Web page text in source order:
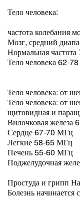
Тело человека:
частота колебания
Мозг, средний
Нормальная
Тело человека 62-
Тело человека: от
Тело человека: от
щитовидная и
Вилочковая железа
Сердце 67-70 МГц
Легкие 58-65 МГц
Печень 55-60 МГц
Поджелудочная
Простуда и грипп
Болезнь